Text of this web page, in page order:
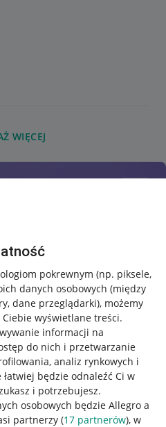
pokrewnym (np. piksele,
danych osobowych (między
dane przeglądarki), możemy
wyświetlane treści.
informacji na
do nich i przetwarzanie
analiz rynkowych i
będzie odnaleźć Ci w
i potrzebujesz.
osobowych będzie Allegro a
partnerzy (17 partnerów), w
WIĘCEJ